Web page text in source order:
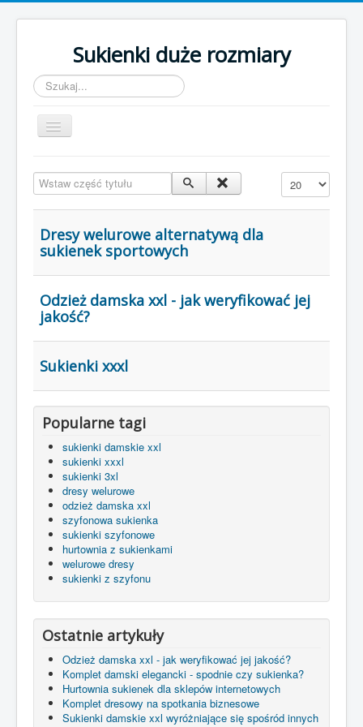
Sukienki duże rozmiary
Szukaj...
Toggle
Navigation
Odzież damska plus size
Sukienki xxxl
Wstaw część tytułu Pokaż #
Dresy welurowe alternatywą dla
sukienek sportowych
Odzież damska xxl - jak weryfikować jej
jakość?
Sukienki xxxl
Popularne tagi
sukienki damskie xxl
sukienki xxxl
sukienki 3xl
dresy welurowe
odzież damska xxl
szyfonowa sukienka
sukienki szyfonowe
hurtownia z sukienkami
welurowe dresy
sukienki z szyfonu
Ostatnie artykuły
Odzież damska xxl - jak weryfikować jej jakość?
Komplet damski elegancki - spodnie czy sukienka?
Hurtownia sukienek dla sklepów internetowych
Komplet dresowy na spotkania biznesowe
Sukienki damskie xxl wyróżniające się spośród innych